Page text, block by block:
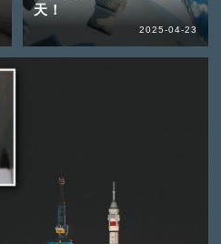
天！
2025-04-23